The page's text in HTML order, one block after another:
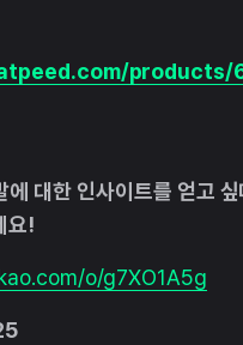
products/
대한 인사이트를 얻고 싶
요!
o/g7XO1A5g